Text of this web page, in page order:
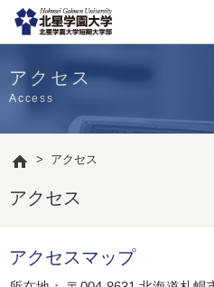
アクセス
Access
> アクセス
アクセス
アクセスマップ